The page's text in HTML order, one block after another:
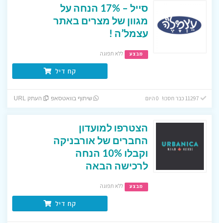
סייל – 17% הנחה על
מגוון של מצרים באתר
עצמל’ה !
מבצע ללא תפוגה
קח דיל
שיתוף בוואטסאפ העתק URL
הצטרפו למועדון
החברים של אורבניקה
וקבלו 10% הנחה
לרכישה הבאה
מבצע ללא תפוגה
קח דיל